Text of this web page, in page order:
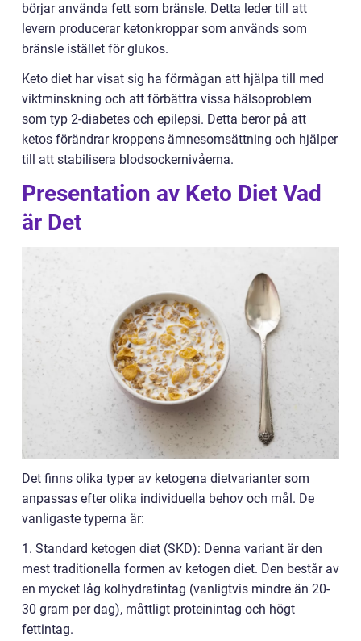
börjar använda fett som bränsle. Detta leder till att
levern producerar ketonkroppar som används som
bränsle istället för glukos.
Keto diet har visat sig ha förmågan att hjälpa till med
viktminskning och att förbättra vissa hälsoproblem
som typ 2-diabetes och epilepsi. Detta beror på att
ketos förändrar kroppens ämnesomsättning och hjälper
till att stabilisera blodsockernivåerna.
Presentation av Keto Diet Vad
är Det
Det finns olika typer av ketogena dietvarianter som
anpassas efter olika individuella behov och mål. De
vanligaste typerna är:
1. Standard ketogen diet (SKD): Denna variant är den
mest traditionella formen av ketogen diet. Den består av
en mycket låg kolhydratintag (vanligtvis mindre än 20-
30 gram per dag), måttligt proteinintag och högt
fettintag.